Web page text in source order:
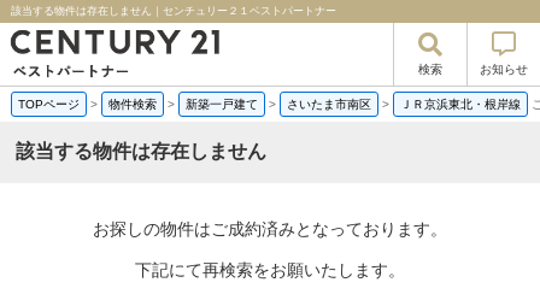
該当する物件は存在しません｜センチュリー２１ベストパートナー
検索 お知らせ
TOPページ > 物件検索 > 新築一戸建て > さいたま市南区 > ＪＲ京浜東北・根岸線
該当する物件は存在しません
お探しの物件はご成約済みとなっております。
下記にて再検索をお願いたします。